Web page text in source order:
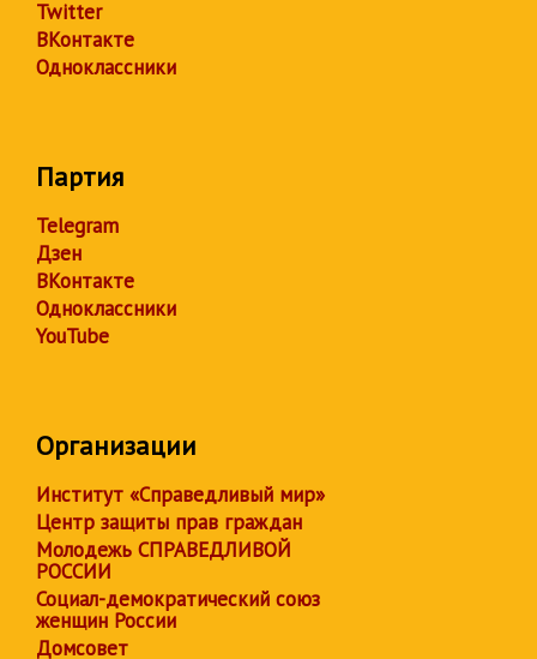
Twitter
ВКонтакте
Одноклассники
Партия
Telegram
Дзен
ВКонтакте
Одноклассники
YouTube
Организации
Институт «Справедливый мир»
Центр защиты прав граждан
Молодежь СПРАВЕДЛИВОЙ
РОССИИ
Социал-демократический союз
женщин России
Домсовет